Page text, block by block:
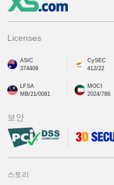
Licenses
ASIC
374409
CySEC
412/22
LFSA
MB/21/0081
MOCI
2024/786
보안
스토리